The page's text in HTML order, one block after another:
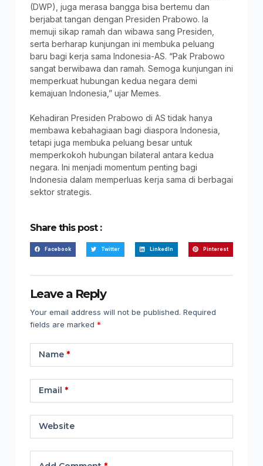
(DWP), juga merasa bangga bisa bertemu dan
berjabat tangan dengan Presiden Prabowo. Ia
memuji sikap ramah dan wibawa sang Presiden,
serta berharap kunjungan ini membuka peluang
baru bagi kerja sama Indonesia-AS. “Pak Prabowo
sangat berwibawa dan ramah. Semoga kunjungan ini
memperkuat hubungan kedua negara demi
kemajuan Indonesia,” ujar Memes.
Kehadiran Presiden Prabowo di AS tidak hanya
membawa kebahagiaan bagi diaspora Indonesia,
tetapi juga membuka peluang besar untuk
memperkokoh hubungan bilateral antara kedua
negara. Ini menjadi momentum penting bagi
Indonesia dalam memperluas kerja sama di berbagai
sektor strategis.
Share this post :
Facebook Twitter LinkedIn Pinterest
Leave a Reply
Your email address will not be published. Required
fields are marked *
Name*
Email *
Website